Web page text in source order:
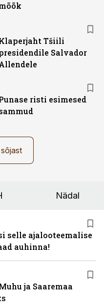
Tšiili
Salvador
risti esimesed
Nädal
selle ajalooteemalise
auhinna!
ja Saaremaa